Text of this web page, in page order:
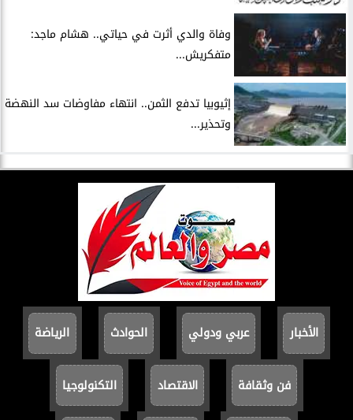
وفاة والدي أثرت في حياتي.. هشام ماجد:
متفكريش...
إثيوبيا تدفع الثمن.. انتهاء مفاوضات سد النهضة
وتحذير...
الأخبار عربي ودولي الحوادث الرياضة
فن وثقافة الاقتصاد التكنولوجيا